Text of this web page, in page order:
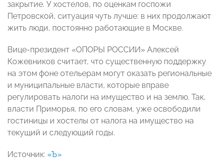
закрытие. У хостелов, по оценкам госпожи
Петровской, ситуация чуть лучше: в них продолжают
жить люди, постоянно работающие в Москве.
Вице-президент «ОПОРЫ РОССИИ» Алексей
Кожевников считает, что существенную поддержку
на этом фоне отельерам могут оказать региональные
и муниципальные власти, которые вправе
регулировать налоги на имущество и на землю. Так,
власти Приморья, по его словам, уже освободили
гостиницы и хостелы от налога на имущество на
текущий и следующий годы.
Источник: «Ъ»